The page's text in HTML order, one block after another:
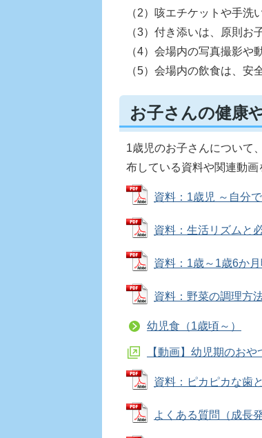
（2）咳エチケットや手洗
（3）付き添いは、原則お
（4）会場内の写真撮影や
（5）会場内の飲食は、安
お子さんの健康
1歳児のお子さんについて
布している資料や関連動画
資料：1歳児 ～自分
資料：生活リズムと
資料：1歳～1歳6か
資料：野菜の調理方
幼児食（1歳頃～）
【動画】幼児期のお
資料：ピカピカな歯
よくある質問（成長